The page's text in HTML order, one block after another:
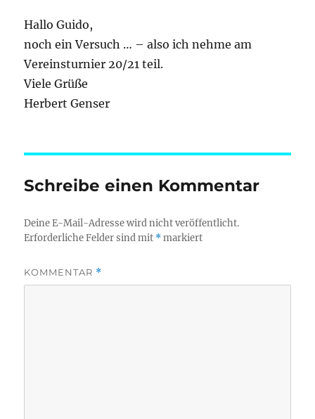
Hallo Guido,
noch ein Versuch … – also ich nehme am
Vereinsturnier 20/21 teil.
Viele Grüße
Herbert Genser
Schreibe einen Kommentar
Deine E-Mail-Adresse wird nicht veröffentlicht.
Erforderliche Felder sind mit *markiert
KOMMENTAR *